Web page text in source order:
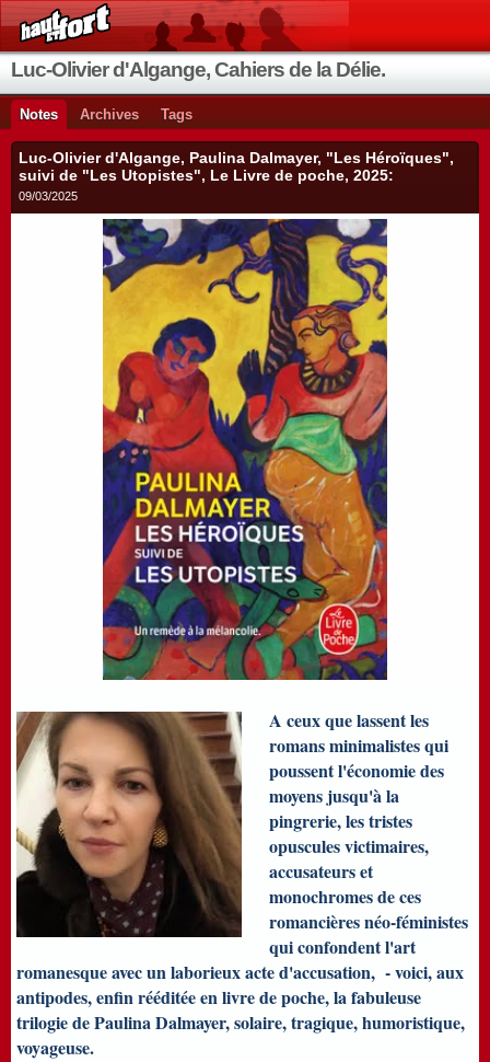
Luc-Olivier d'Algange, Cahiers de la Délie.
Notes Archives Tags
Luc-Olivier d'Algange, Paulina Dalmayer, "Les Héroïques",
suivi de "Les Utopistes", Le Livre de poche, 2025:
09/03/2025
A ceux que lassent les
romans minimalistes qui
poussent l'économie des
moyens jusqu'à la
pingrerie, les tristes
opuscules victimaires,
accusateurs et
monochromes de ces
romancières néo-féministes
qui confondent l'art
romanesque avec un laborieux acte d'accusation, - voici, aux
antipodes, enfin rééditée en livre de poche, la fabuleuse
trilogie de Paulina Dalmayer, solaire, tragique, humoristique,
voyageuse.